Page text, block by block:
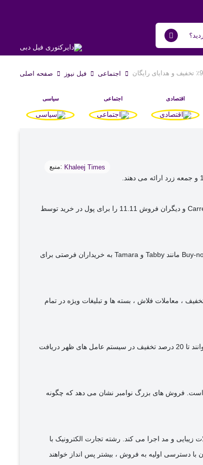
صفحه اصلی فیل نیوز اجتماعی
سیاسی اجتماعی اقتصادی
منبع: Khaleej Times
غول های تجارت الکترونیک مانند Noon و Amazon و خرده فروشان مانند Carrefour ، Lulu Hypermarket ، Jumbo ، Ikea ، Danube Home ، Centrepoint و دیگران فروش 11.11 را برای پول در خرید توسط
خرده فروشان همچنین با بانک های محلی برای ارائه تخفیف های اضافی در کارت های اعتباری ارتباط برقرار کرده اند. پلتفرم های Buy-now-pay-later (BNPL) مانند Tabby و Tamara به خریداران فرصتی برای
" ، ظهر فروش جمعه زرد را از 23 تا 30 نوامبر اجرا خواهد کرد ، ارائه تخفیف ، معاملات فلاش ، بسته ها و تبلیغات ویژه در تمام
مشتریان Non One با کارت های اعتباری ADCB می توانند 30 درصد تخفیف داشته باشند ، در حالی که دارندگان کارت ویزا Nbd non One امارات می توانند تا 20 درصد تخفیف در سیستم عامل های ظهر دریافت
فروش های بزرگ نوامبر نشان می دهد که چگونه
آشپزخانه ، محصولات زیبایی و مد اجرا می کند. رشته تجارت الکترونیک با
دسترسی اولیه به فروش ، بیشتر پس انداز خواهند